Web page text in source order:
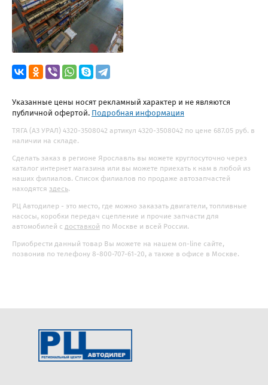
Указанные цены носят рекламный характер и не являются
публичной офертой. Подробная информация
ТЯГА (АЗ УРАЛ) 4320-3508042 артикул 4320-3508042 по цене 687.05 руб. в
наличии на складе.
Сделать заказ в регионе Ярославль вы можете круглосуточно через
каталог интернет магазина или вы можете приехать к нам в любой из
наших филиалов. Список филиалов по продаже автозапчастей
находятся здесь.
РЦ Автодилер - это место, где можно заказать двигатели, топливные
насосы, коробки передач сцепление и прочие запчасти для
автомобилей с доставкой по Москве и всей России.
Приобрести данный товар Вы можете на нашем on-line сайте,
позвонив по телефону 8-800-707-61-20, а также в офисе в Москве.